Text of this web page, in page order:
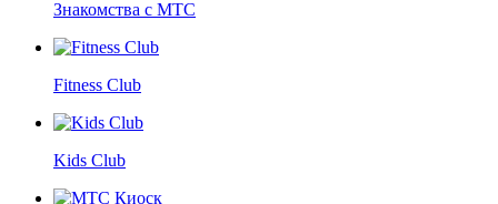
Знакомства с МТС
Fitness Club
Kids Club